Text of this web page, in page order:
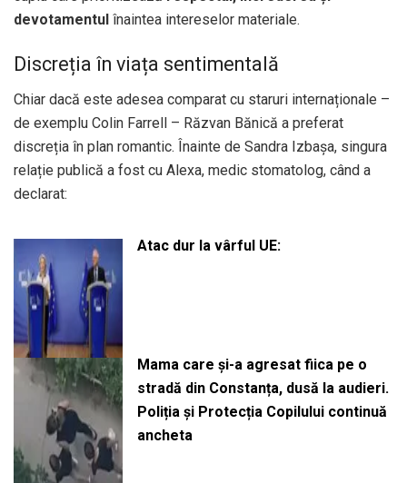
devotamentul înaintea intereselor materiale.
Discreția în viața sentimentală
Chiar dacă este adesea comparat cu staruri internaționale –
de exemplu Colin Farrell – Răzvan Bănică a preferat
discreția în plan romantic. Înainte de Sandra Izbașa, singura
relație publică a fost cu Alexa, medic stomatolog, când a
declarat:
Atac dur la vârful UE:
Mama care și-a agresat fiica pe o
stradă din Constanța, dusă la audieri.
Poliția și Protecția Copilului continuă
ancheta